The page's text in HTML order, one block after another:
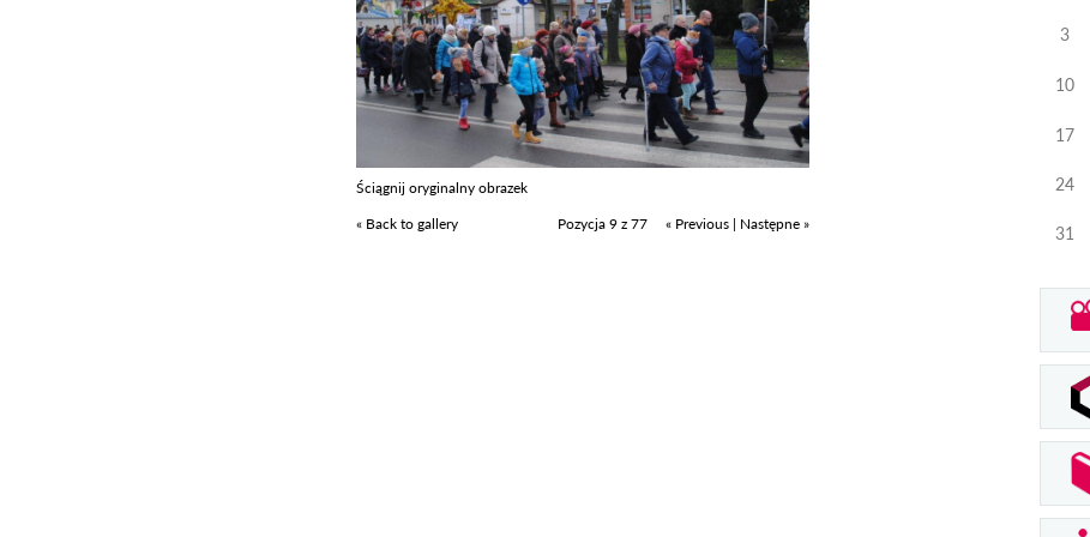
Ściągnij oryginalny obrazek
« Back to gallery
Pozycja 9 z 77 « Previous | Następne »
3
10
17
24
31